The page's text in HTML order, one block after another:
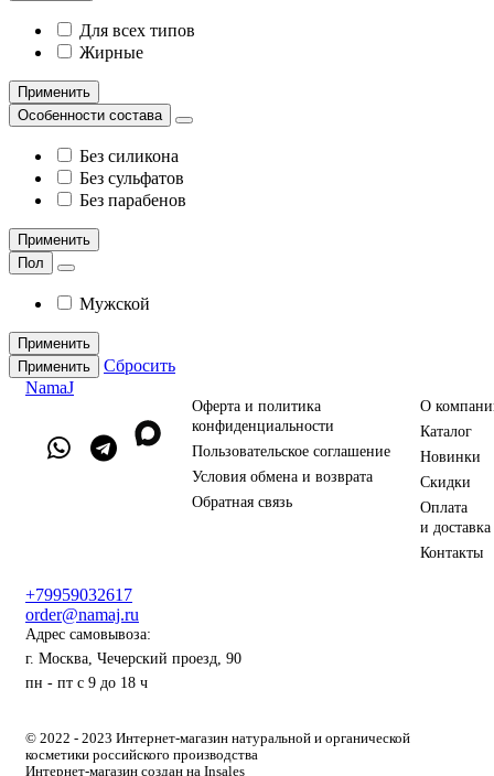
Для всех типов
Жирные
Применить
Особенности состава
Без силикона
Без сульфатов
Без парабенов
Применить
Пол
Мужской
Применить
Применить
Сбросить
NamaJ
Оферта и политика
конфиденциальности
Пользовательское соглашение
Условия обмена и возврата
Обратная связь
О
Каталог
Новинки
Скидки
Оплата
и доставка
Контакты
+79959032617
order@namaj.ru
Адрес самовывоза:
г. Москва, Чечерский проезд, 90
пн - пт с 9 до 18 ч
© 2022 - 2023 Интернет-магазин натуральной и органической
косметики российского производства
Интернет-магазин создан на Insales